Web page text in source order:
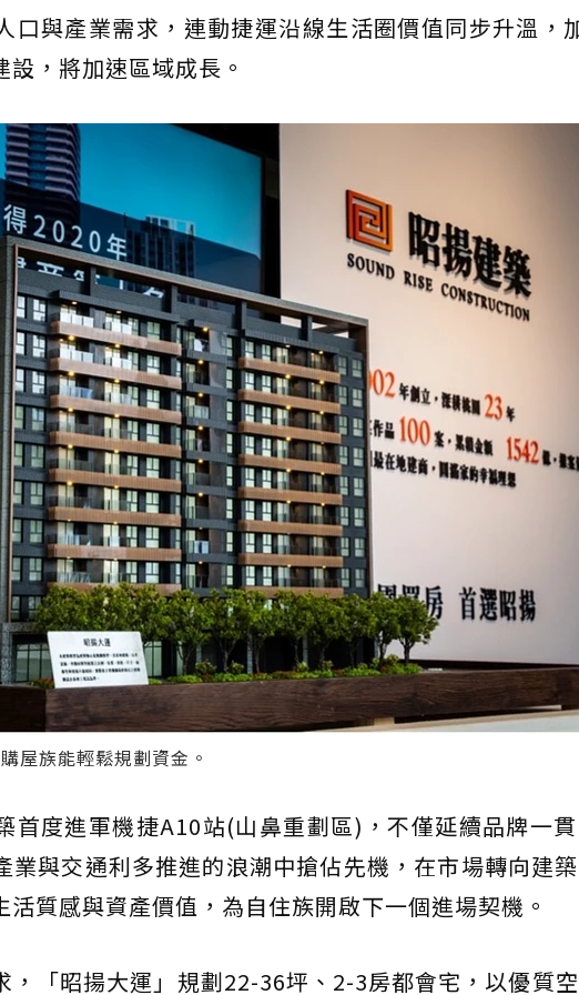
口與產業需求，連動捷運沿線生活圈價值同步升溫，
，將加速區域成長。
屋族能輕鬆規劃資金。
首度進軍機捷A10站(山鼻重劃區)，不僅延續品牌一
業與交通利多推進的浪潮中搶佔先機，在市場轉向建
質感與資產價值，為自住族開啟下一個進場契機。
，「昭揚大運」規劃22-36坪、2-3房都會宅，以優質